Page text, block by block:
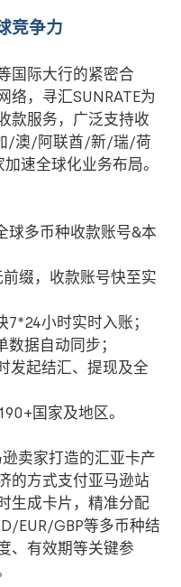
竞争力
国际大行的紧密合
络，寻汇SUNRATE为
款服务，广泛支持收
/澳/ 阿联酋/新/瑞/荷
速全球化业务布局。
球多币种收款账号&本
缀，收款账号快至实
7*24小时实时入账；
据自动同步；
发起结汇、提现及全
190+ 国家及地区。
卖家打造的汇亚卡产
的方式支付亚马逊站
生成卡片，精准分配
EUR/GBP等多币种结
、有效期等关键参